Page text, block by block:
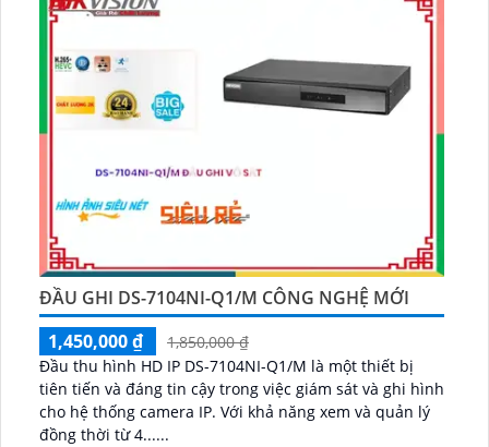
ĐẦU GHI DS-7104NI-Q1/M CÔNG NGHỆ MỚI
1,450,000 ₫
1,850,000 ₫
Đầu thu hình HD IP DS-7104NI-Q1/M là một thiết bị
tiên tiến và đáng tin cậy trong việc giám sát và ghi hình
cho hệ thống camera IP. Với khả năng xem và quản lý
đồng thời từ 4......